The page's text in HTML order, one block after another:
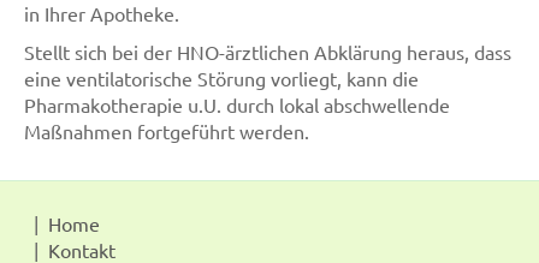
in Ihrer Apotheke.
Stellt sich bei der HNO-ärztlichen Abklärung heraus, dass
eine ventilatorische Störung vorliegt, kann die
Pharmakotherapie u.U. durch lokal abschwellende
Maßnahmen fortgeführt werden.
Home
Kontakt